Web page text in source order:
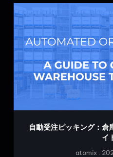
自動受注ピッキング：倉
イ
atomix